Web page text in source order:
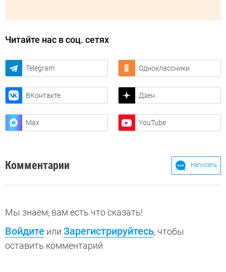
Читайте нас в соц. сетях
Telegram Одноклассники
ВКонтакте Дзен
Max YouTube
Комментарии Написать
Мы знаем, вам есть что сказать!
Войдите или Зарегистрируйтесь, чтобы
оставить комментарий